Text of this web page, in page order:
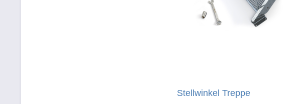
Stellwinkel Treppe